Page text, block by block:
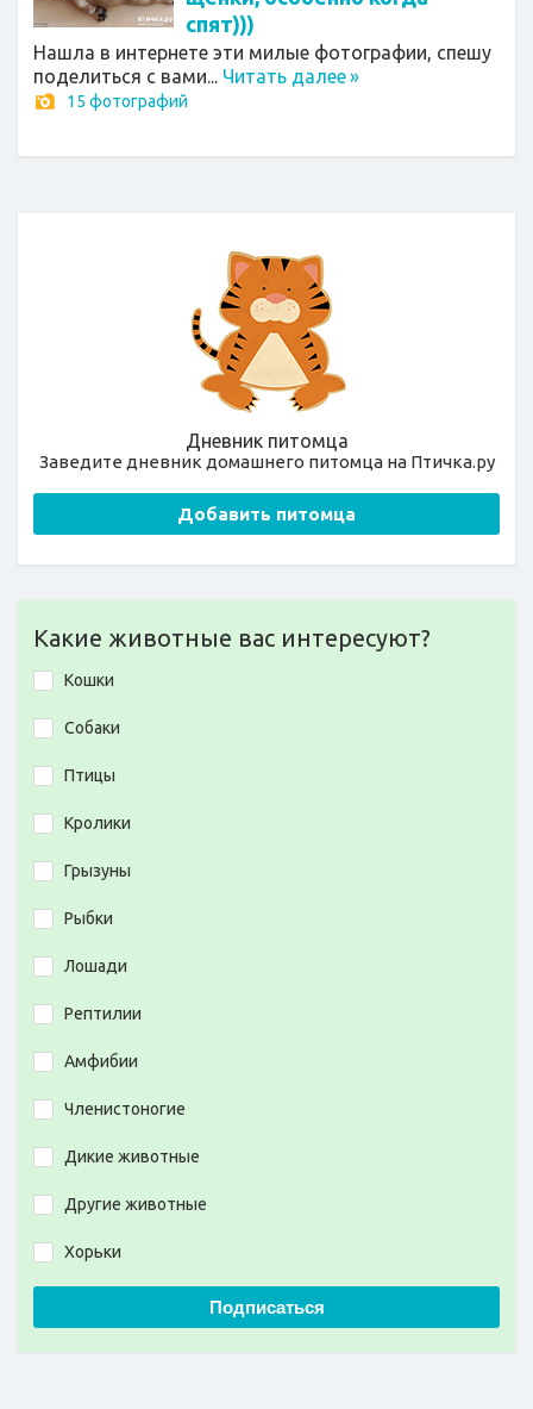
спят)))
Нашла в интернете эти милые фотографии, спешу
поделиться с вами... Читать далее»
15 фотографий
Дневник питомца
Заведите дневник домашнего питомца на Птичка.ру
Добавить питомца
Какие животные вас интересуют?
Кошки
Собаки
Птицы
Кролики
Грызуны
Рыбки
Лошади
Рептилии
Амфибии
Членистоногие
Дикие животные
Другие животные
Хорьки
Подписаться